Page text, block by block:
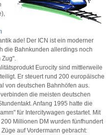
ade! Der ICN ist ein moderner
die Bahnkunden allerdings noch
Zug".
Eurocity sind mittlerweile
Er steuert rund 200 europäische
von deutschen Bahnhöfen aus.
die meisten deutschen
Anfang 1995 hatte die
für Intercitywagen gestartet. Mit
Millionen DM wurden fünfhundert
auf Vordermann gebracht: